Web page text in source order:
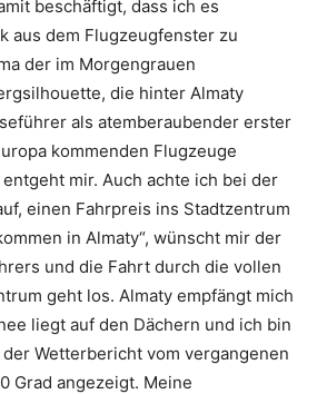
beschäftigt, dass ich es
aus dem Flugzeugfenster zu
der im Morgengrauen
die hinter Almaty
als atemberaubender erster
kommenden Flugzeuge
mir. Auch achte ich bei der
einen Fahrpreis ins Stadtzentrum
in Almaty“, wünscht mir der
und die Fahrt durch die vollen
geht los. Almaty empfängt mich
liegt auf den Dächern und ich bin
Wetterbericht vom vergangenen
Grad angezeigt. Meine